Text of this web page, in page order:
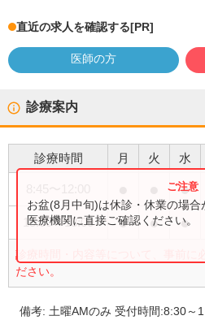
直近の求人を確認する[PR]
医師の方
診療案内
診療時間 月 火 水
●
15:00〜18:00 ● ● ●
診療時間・内容等について、事前に
ださい。
お盆(8月中旬)は休診・休業の場
医療機関に直接ご確認ください。
備考: 土曜AMのみ 受付時間:8:30～